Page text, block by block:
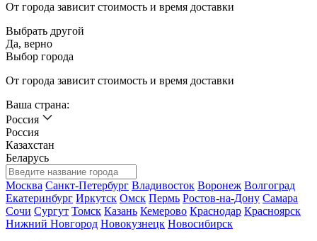
От города зависит стоимость и время доставки
Выбрать другой
Да, верно
Выбор города
От города зависит стоимость и время доставки
Ваша страна:
Россия
Россия
Казахстан
Беларусь
Москва Санкт-Петербург Владивосток Воронеж Волгоград
Екатеринбург Иркутск Омск Пермь Ростов-на-Дону Самара
Сочи Сургут Томск Казань Кемерово Краснодар Красноярск
Нижний Новгород Новокузнецк Новосибирск